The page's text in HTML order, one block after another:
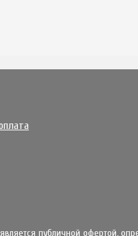
публичной офертой,